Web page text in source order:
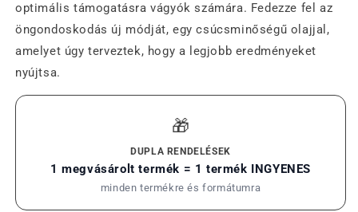
optimális támogatásra vágyók számára. Fedezze fel az
öngondoskodás új módját, egy csúcsminőségű olajjal,
amelyet úgy terveztek, hogy a legjobb eredményeket
nyújtsa.
🎁
DUPLA RENDELÉSEK
1 megvásárolt termék = 1 termék INGYENES
minden termékre és formátumra